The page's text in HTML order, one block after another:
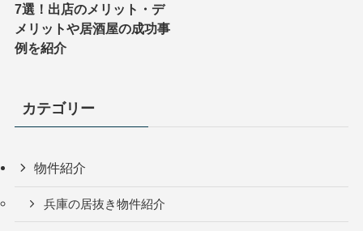
7選！出店のメリット・デ
メリットや居酒屋の成功事
例を紹介
カテゴリー
物件紹介
兵庫の居抜き物件紹介